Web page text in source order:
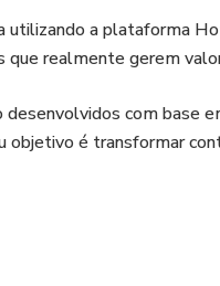
25 fotos únicas são
poderá:
utilizando a plataforma
que realmente gerem
com base
objetivo é transformar
guias e